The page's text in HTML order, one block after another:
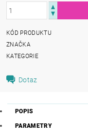
KÓD PRODUKTU
ZNAČKA
KATEGORIE
Dotaz
POPIS
PARAMETRY